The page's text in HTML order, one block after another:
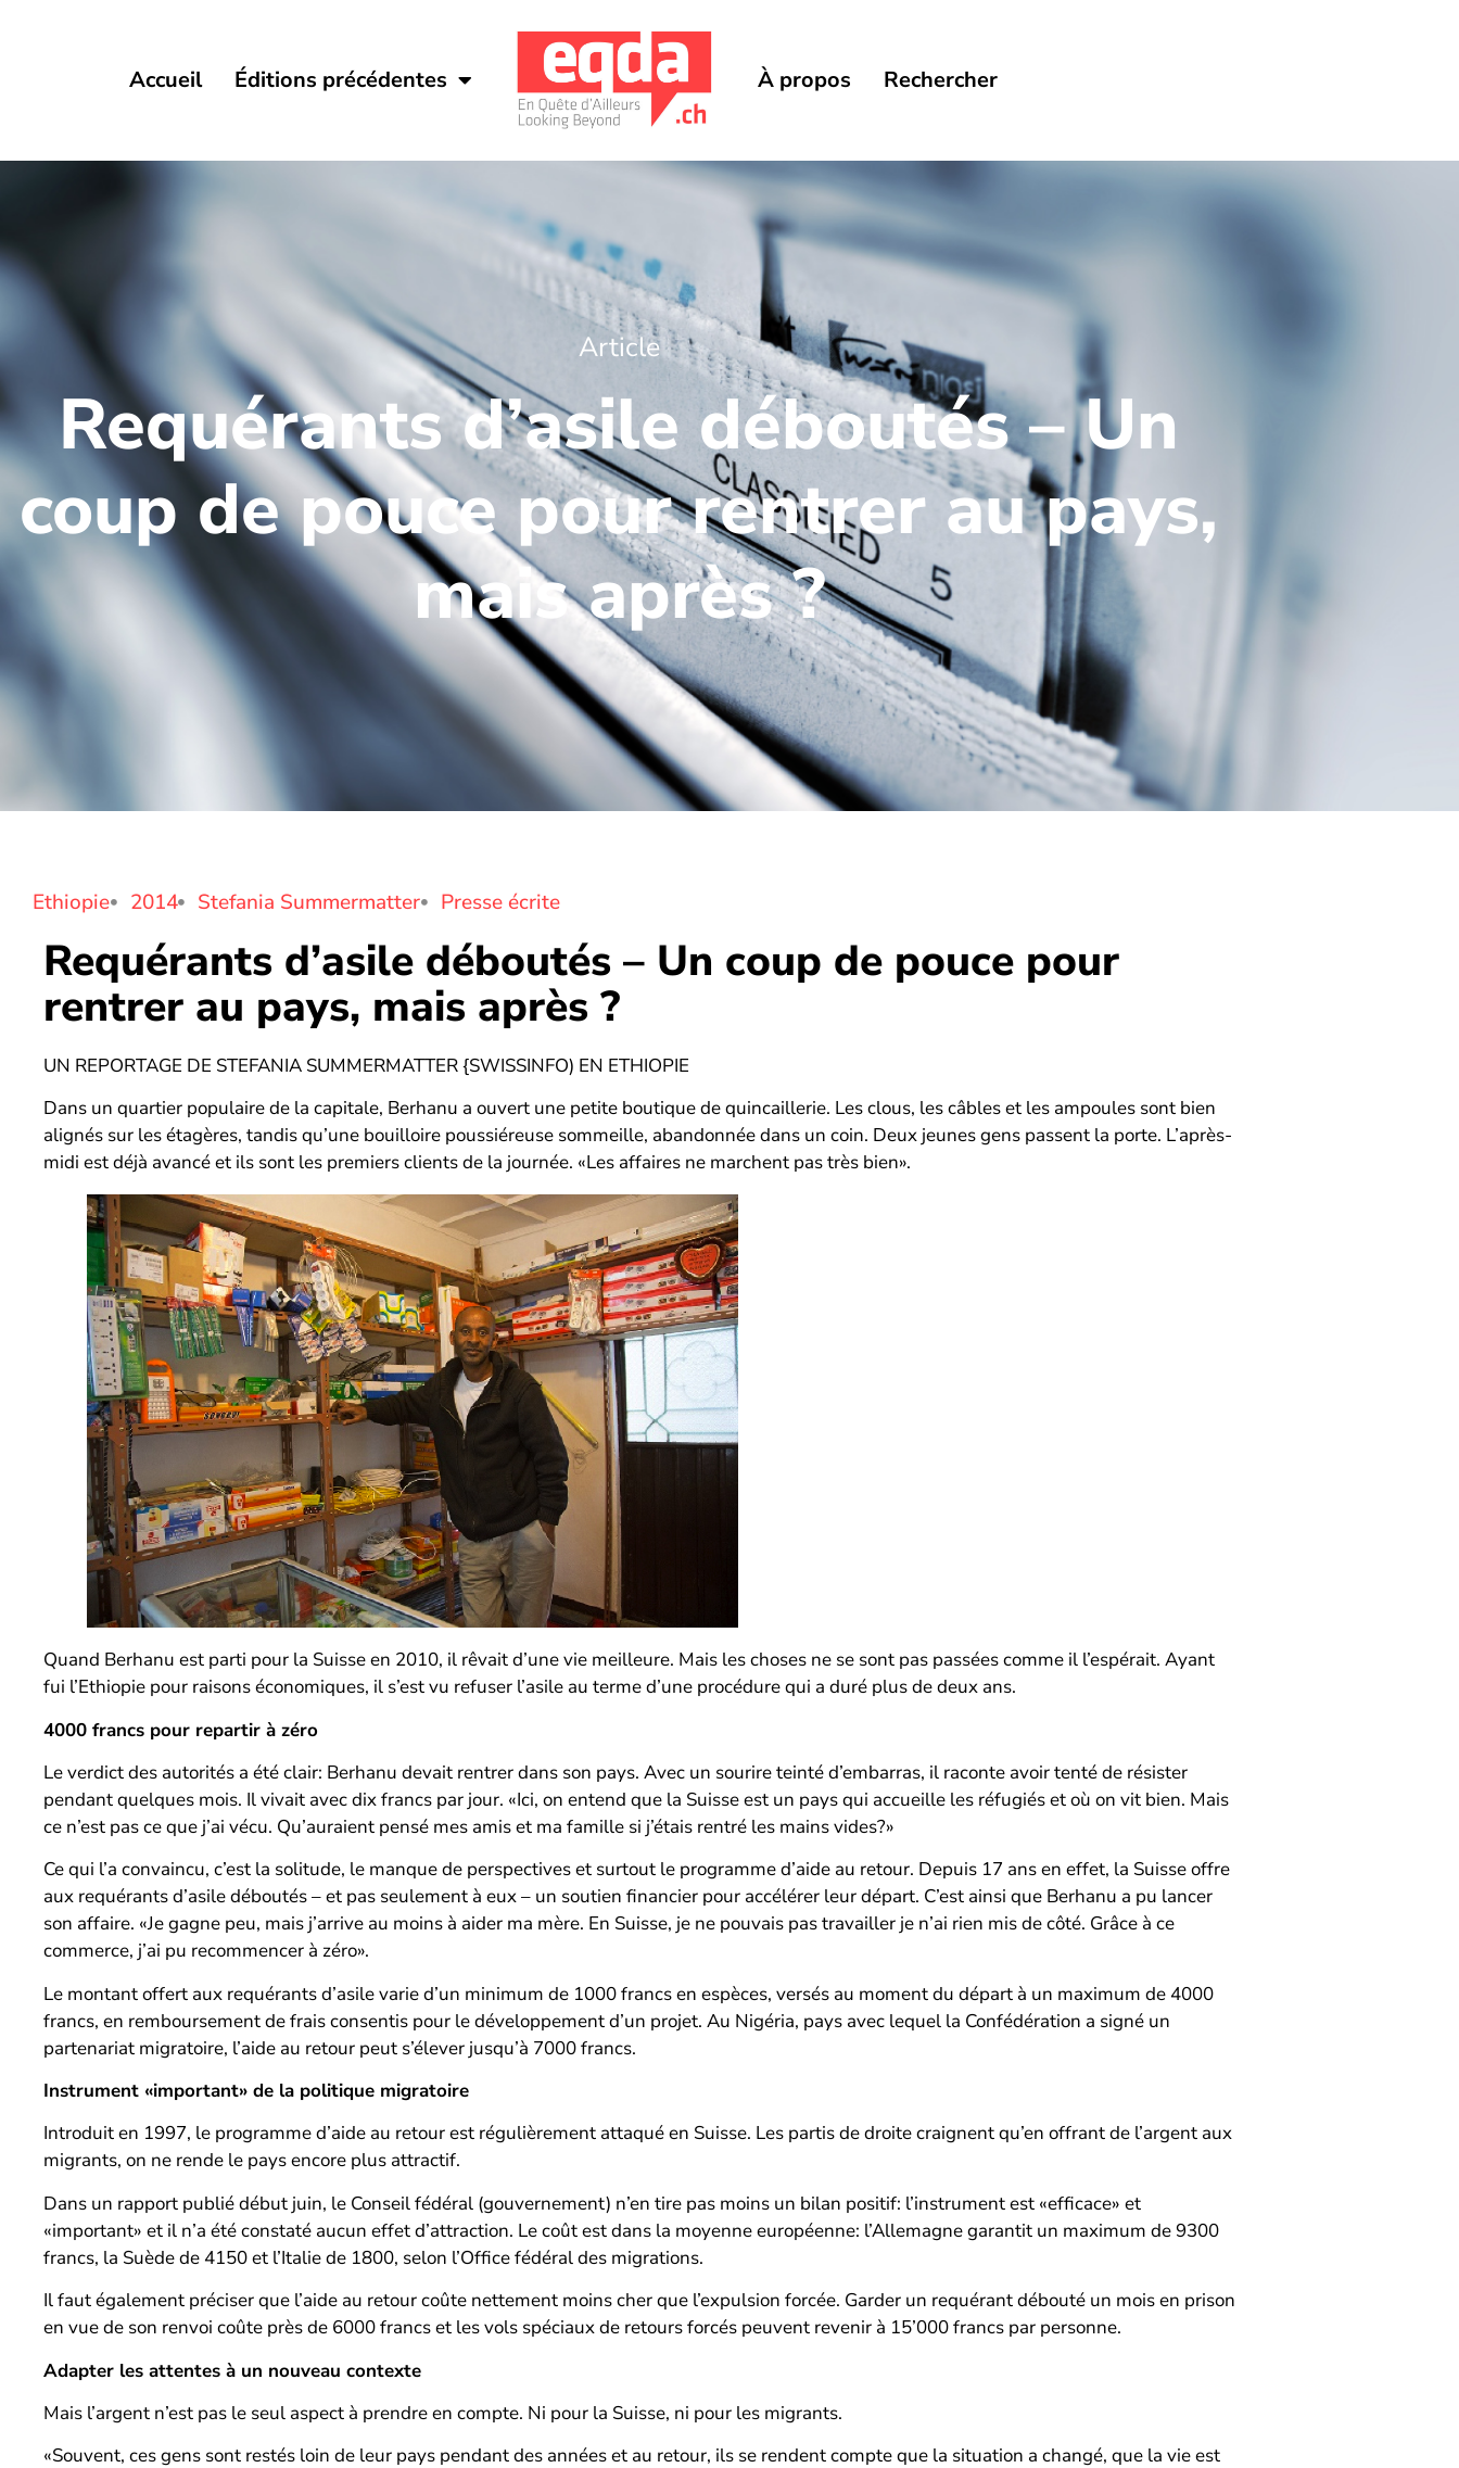
Accueil Éditions précédentes À propos Rechercher
Article
Requérants d’asile déboutés – Un
coup de pouce pour rentrer au pays,
mais après ?
Ethiopie 2014 Stefania Summermatter Presse écrite
Requérants d’asile déboutés – Un coup de pouce pour
rentrer au pays, mais après ?
UN REPORTAGE DE STEFANIA SUMMERMATTER {SWISSINFO) EN ETHIOPIE
Dans un quartier populaire de la capitale, Berhanu a ouvert une petite boutique de quincaillerie. Les clous, les câbles et les ampoules sont bien
alignés sur les étagères, tandis qu’une bouilloire poussiéreuse sommeille, abandonnée dans un coin. Deux jeunes gens passent la porte. L’après-
midi est déjà avancé et ils sont les premiers clients de la journée. «Les affaires ne marchent pas très bien».
Quand Berhanu est parti pour la Suisse en 2010, il rêvait d’une vie meilleure. Mais les choses ne se sont pas passées comme il l’espérait. Ayant
fui l’Ethiopie pour raisons économiques, il s’est vu refuser l’asile au terme d’une procédure qui a duré plus de deux ans.
4000 francs pour repartir à zéro
Le verdict des autorités a été clair: Berhanu devait rentrer dans son pays. Avec un sourire teinté d’embarras, il raconte avoir tenté de résister
pendant quelques mois. Il vivait avec dix francs par jour. «Ici, on entend que la Suisse est un pays qui accueille les réfugiés et où on vit bien. Mais
ce n’est pas ce que j’ai vécu. Qu’auraient pensé mes amis et ma famille si j’étais rentré les mains vides?»
Ce qui l’a convaincu, c’est la solitude, le manque de perspectives et surtout le programme d’aide au retour. Depuis 17 ans en effet, la Suisse offre
aux requérants d’asile déboutés – et pas seulement à eux – un soutien financier pour accélérer leur départ. C’est ainsi que Berhanu a pu lancer
son affaire. «Je gagne peu, mais j’arrive au moins à aider ma mère. En Suisse, je ne pouvais pas travailler je n’ai rien mis de côté. Grâce à ce
commerce, j’ai pu recommencer à zéro».
Le montant offert aux requérants d’asile varie d’un minimum de 1000 francs en espèces, versés au moment du départ à un maximum de 4000
francs, en remboursement de frais consentis pour le développement d’un projet. Au Nigéria, pays avec lequel la Confédération a signé un
partenariat migratoire, l’aide au retour peut s’élever jusqu’à 7000 francs.
Instrument «important» de la politique migratoire
Introduit en 1997, le programme d’aide au retour est régulièrement attaqué en Suisse. Les partis de droite craignent qu’en offrant de l’argent aux
migrants, on ne rende le pays encore plus attractif.
Dans un rapport publié début juin, le Conseil fédéral (gouvernement) n’en tire pas moins un bilan positif: l’instrument est «efficace» et
«important» et il n’a été constaté aucun effet d’attraction. Le coût est dans la moyenne européenne: l’Allemagne garantit un maximum de 9300
francs, la Suède de 4150 et l’Italie de 1800, selon l’Office fédéral des migrations.
Il faut également préciser que l’aide au retour coûte nettement moins cher que l’expulsion forcée. Garder un requérant débouté un mois en prison
en vue de son renvoi coûte près de 6000 francs et les vols spéciaux de retours forcés peuvent revenir à 15’000 francs par personne.
Adapter les attentes à un nouveau contexte
Mais l’argent n’est pas le seul aspect à prendre en compte. Ni pour la Suisse, ni pour les migrants.
«Souvent, ces gens sont restés loin de leur pays pendant des années et au retour, ils se rendent compte que la situation a changé, que la vie est